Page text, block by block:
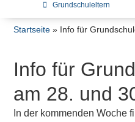
Grundschuleltern
Startseite » Info für
Info für
am 28. und
In der kommenden Woche